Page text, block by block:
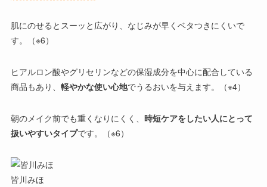
肌にのせるとスーッと広がり、なじみが早くベタつきにくいで
す。（※6）
ヒアルロン酸やグリセリンなどの保湿成分を中心に配合している
商品もあり、 軽やかな使い心地でうるおいを与えます。（※4）
朝のメイク前でも重くなりにくく、 時短ケアをしたい人にとって
扱いやすいタイプです。（※6）
皆川みほ